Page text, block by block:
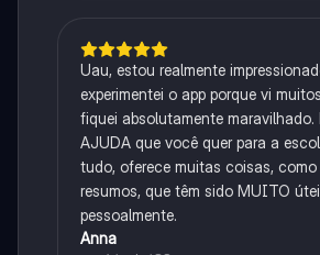
Uau, estou realmente
experimentei o app porque vi
fiquei absolutamente maravilhado.
AJUDA que você quer para a
tudo, oferece muitas coisas, como
resumos, que têm sido MUITO
pessoalmente.
Anna